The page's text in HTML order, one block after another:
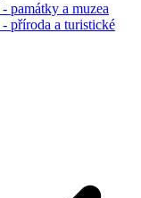
památky a muzea
příroda a turistické